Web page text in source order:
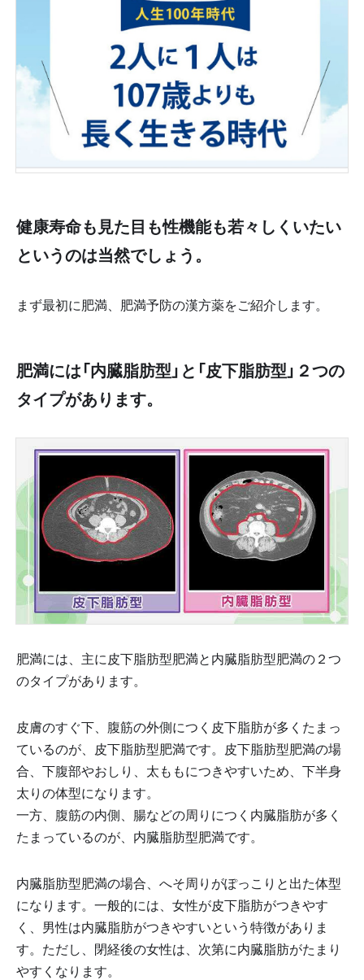
健康寿命も見た目も性機能も若々しくいたい
というのは当然でしょう。
まず最初に肥満、肥満予防の漢方薬をご紹介します。
肥満には「内臓脂肪型」と「皮下脂肪型」２つの
タイプがあります。
肥満には、主に皮下脂肪型肥満と内臓脂肪型肥満の２つ
のタイプがあります。
皮膚のすぐ下、腹筋の外側につく皮下脂肪が多くたまっ
ているのが、皮下脂肪型肥満です。皮下脂肪型肥満の場
合、下腹部やおしり、太ももにつきやすいため、下半身
太りの体型になります。
一方、腹筋の内側、腸などの周りにつく内臓脂肪が多く
たまっているのが、内臓脂肪型肥満です。
内臓脂肪型肥満の場合、へそ周りがぽっこりと出た体型
になります。一般的には、女性が皮下脂肪がつきやす
く、男性は内臓脂肪がつきやすいという特徴がありま
す。ただし、閉経後の女性は、次第に内臓脂肪がたまり
やすくなります。